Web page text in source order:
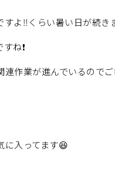
すよ‼️くらい暑い日が続き
ね❗️
作業が進んでいるのでご
に入ってます😆